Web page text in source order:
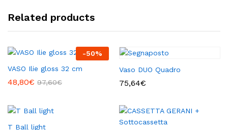
Related products
-50%
VASO Ilie gloss 32 cm
48,80€ 97,60€
Vaso DUO Quadro
75,64€
T Ball light